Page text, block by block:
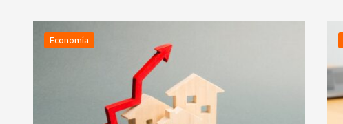
Economía